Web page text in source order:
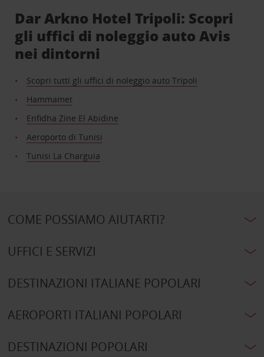
Dar Arkno Hotel Tripoli: Scopri
gli uffici di noleggio auto Avis
nei dintorni
Scopri tutti gli uffici di noleggio auto Tripoli
Hammamet
Enfidha Zine El Abidine
Aeroporto di Tunisi
Tunisi La Charguia
COME POSSIAMO AIUTARTI?
UFFICI E SERVIZI
DESTINAZIONI ITALIANE POPOLARI
AEROPORTI ITALIANI POPOLARI
DESTINAZIONI POPOLARI